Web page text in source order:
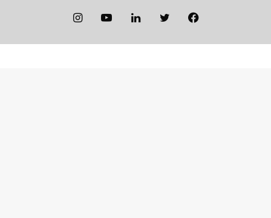
Facebook
Twitter
LinkedIn
YouTube
Instagram